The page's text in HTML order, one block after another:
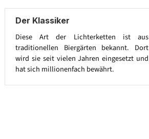
Der Klassiker
Diese Art der Lichterketten ist aus
traditionellen Biergärten bekannt. Dort
wird sie seit vielen Jahren eingesetzt und
hat sich millionenfach bewährt.